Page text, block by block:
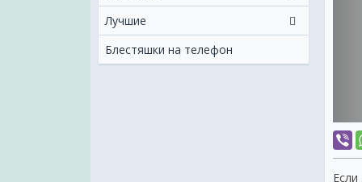
Лучшие
Блестяшки на телефон